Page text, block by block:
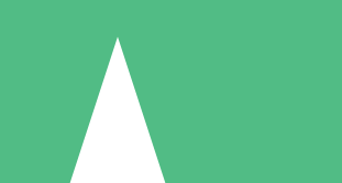
Creditpakketten
Geen maandelijkse verplichting